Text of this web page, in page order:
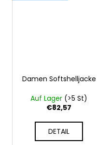
Damen Softshelljacke
Auf Lager (>5 St)
€82,57
DETAIL